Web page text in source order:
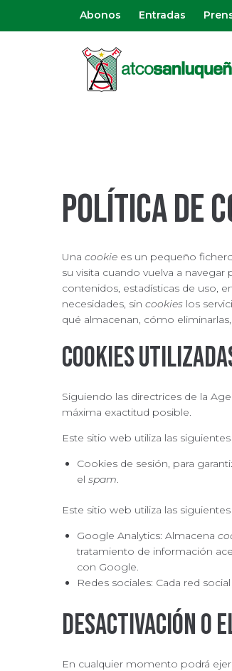
Abonos Entradas
Política de
Una cookie es un pequeño
su visita cuando vuelva a navegar
contenidos, estadísticas de uso,
necesidades, sin cookies los
qué almacenan, cómo eliminarlas,
Cookies
Siguiendo las directrices de la
máxima exactitud posible.
Este sitio web utiliza las siguientes
Cookies de sesión, para
el spam.
Este sitio web utiliza las siguientes
Google Analytics: Almacena
tratamiento de información
con Google.
Redes sociales: Cada red
Desactivación o
En cualquier momento podrá